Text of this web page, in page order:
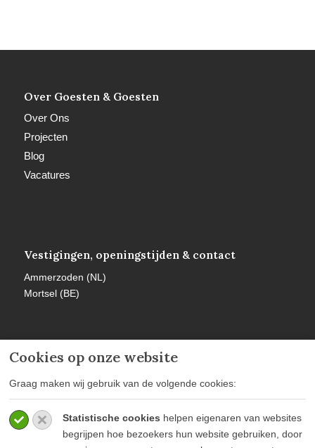
Cookies op onze website
Graag maken wij gebruik van de volgende cookies:
Statistische cookies helpen eigenaren van websites
begrijpen hoe bezoekers hun website gebruiken, door
Over Goesten & Goesten
Over Ons
Projecten
Blog
Vacatures
Vestigingen, openingstijden & contact
Ammerzoden (NL)
Mortsel (BE)
Meer informatie
Privacy policy
Algemene voorwaarden
Veelgestelde vragen